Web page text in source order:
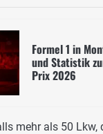
Formel 1 in
und Statistik
Prix 2026
mehr als 50 Lkw,